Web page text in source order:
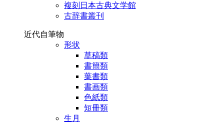
複刻日本古典文学館
古辞書叢刊
近代自筆物
形状
草稿類
書簡類
葉書類
書画類
色紙類
短冊類
生月